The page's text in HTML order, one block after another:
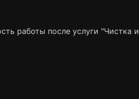
работы после услуги "Чистка и